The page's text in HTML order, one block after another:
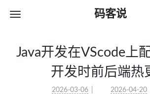
码客说
Java开发在VScode上
开发时前后端热
2026-03-06 2026-04-20